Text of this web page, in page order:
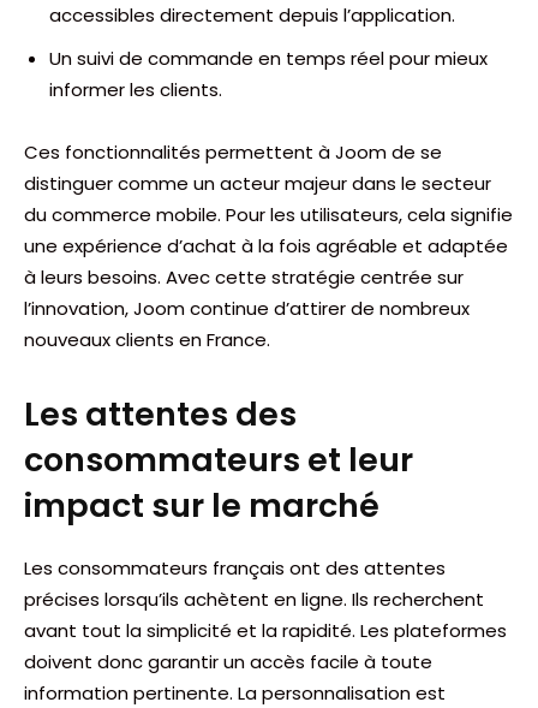
accessibles directement depuis l’application.
Un suivi de commande en temps réel pour mieux
informer les clients.
Ces fonctionnalités permettent à Joom de se
distinguer comme un acteur majeur dans le secteur
du commerce mobile. Pour les utilisateurs, cela signifie
une expérience d’achat à la fois agréable et adaptée
à leurs besoins. Avec cette stratégie centrée sur
l’innovation, Joom continue d’attirer de nombreux
nouveaux clients en France.
Les attentes des
consommateurs et leur
impact sur le marché
Les consommateurs français ont des attentes
précises lorsqu’ils achètent en ligne. Ils recherchent
avant tout la simplicité et la rapidité. Les plateformes
doivent donc garantir un accès facile à toute
information pertinente. La personnalisation est